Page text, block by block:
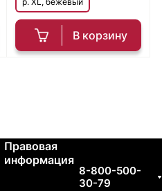
В корзину
Правовая
информация
8-800-500-
30-79